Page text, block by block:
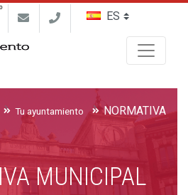
Tu ayuntamiento NORMATIVA
MUNICIPAL